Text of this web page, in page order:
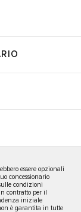
essere opzionali
concessionario
condizioni
contratto per il
iniziale
è garantita in tutte